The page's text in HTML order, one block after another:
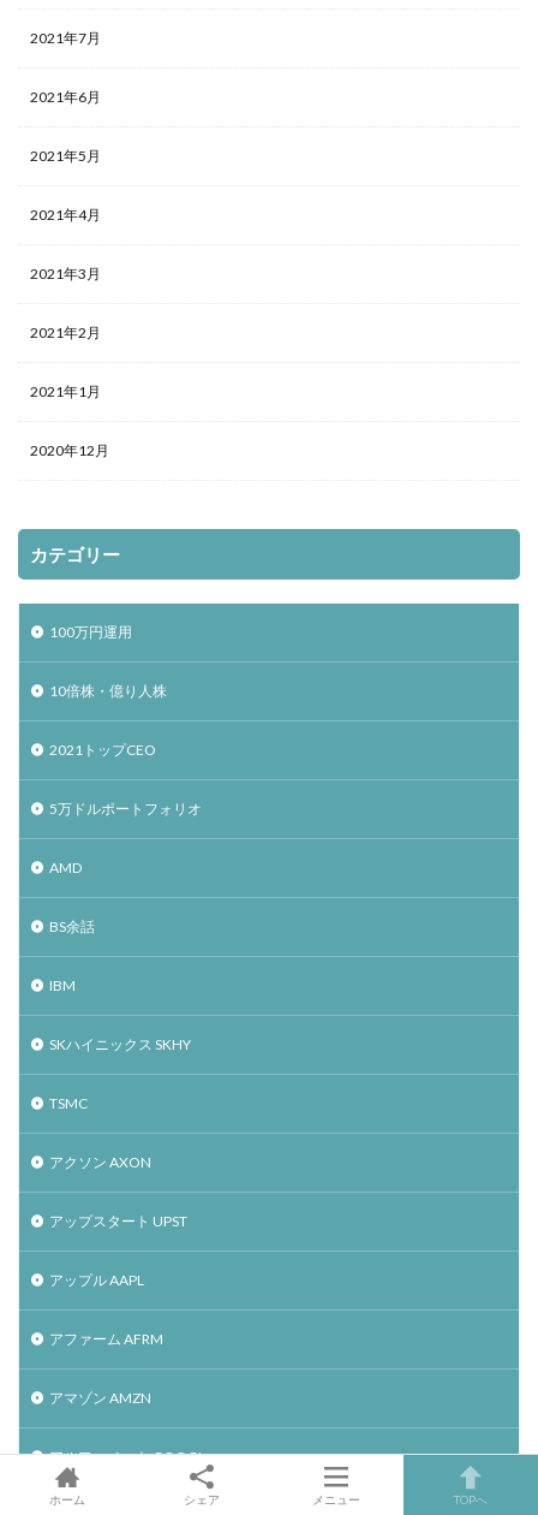
2021年7月
2021年6月
2021年5月
2021年4月
2021年3月
2021年2月
2021年1月
2020年12月
カテゴリー
100万円運用
10倍株・億り人株
2021トップCEO
5万ドルポートフォリオ
AMD
BS余話
IBM
SKハイニックス SKHY
TSMC
アクソン AXON
アップスタート UPST
アップル AAPL
アファーム AFRM
アマゾン AMZN
アルファベット GOOGL
ホーム シェア メニュー TOPへ